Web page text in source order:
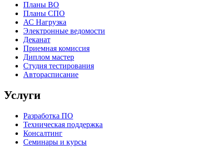
Планы ВО
Планы СПО
АС Нагрузка
Электронные ведомости
Деканат
Приемная комиссия
Диплом мастер
Студия тестирования
Авторасписание
Услуги
Разработка ПО
Техническая поддержка
Консалтинг
Семинары и курсы